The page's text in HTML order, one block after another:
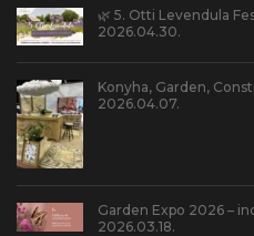
🌿 5. Otti Levendula
2026.04.30.
Konyha, Garden,
2026.04.07.
Garden Expo 2026 –
2026.03.18.